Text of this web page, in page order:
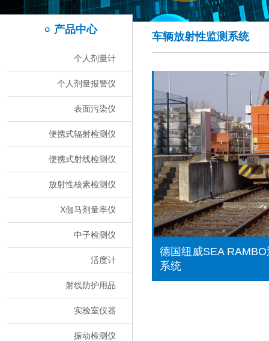
产品中心
个人剂量计
个人剂量报警仪
表面污染仪
便携式辐射检测仪
便携式射线检测仪
放射性核素检测仪
X伽马剂量率仪
中子检测仪
活度计
射线防护用品
实验室仪器
振动检测仪
车辆放射性监测系统
德国纽威SEA
系统